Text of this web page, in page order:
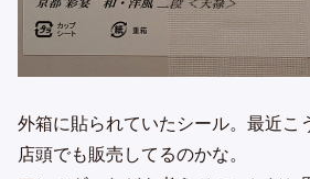
外箱に貼られていたシール。最近こ
店頭でも販売してるのかな。